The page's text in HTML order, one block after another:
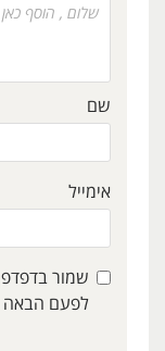
שם
אימייל
שמור
לפעם הבאה